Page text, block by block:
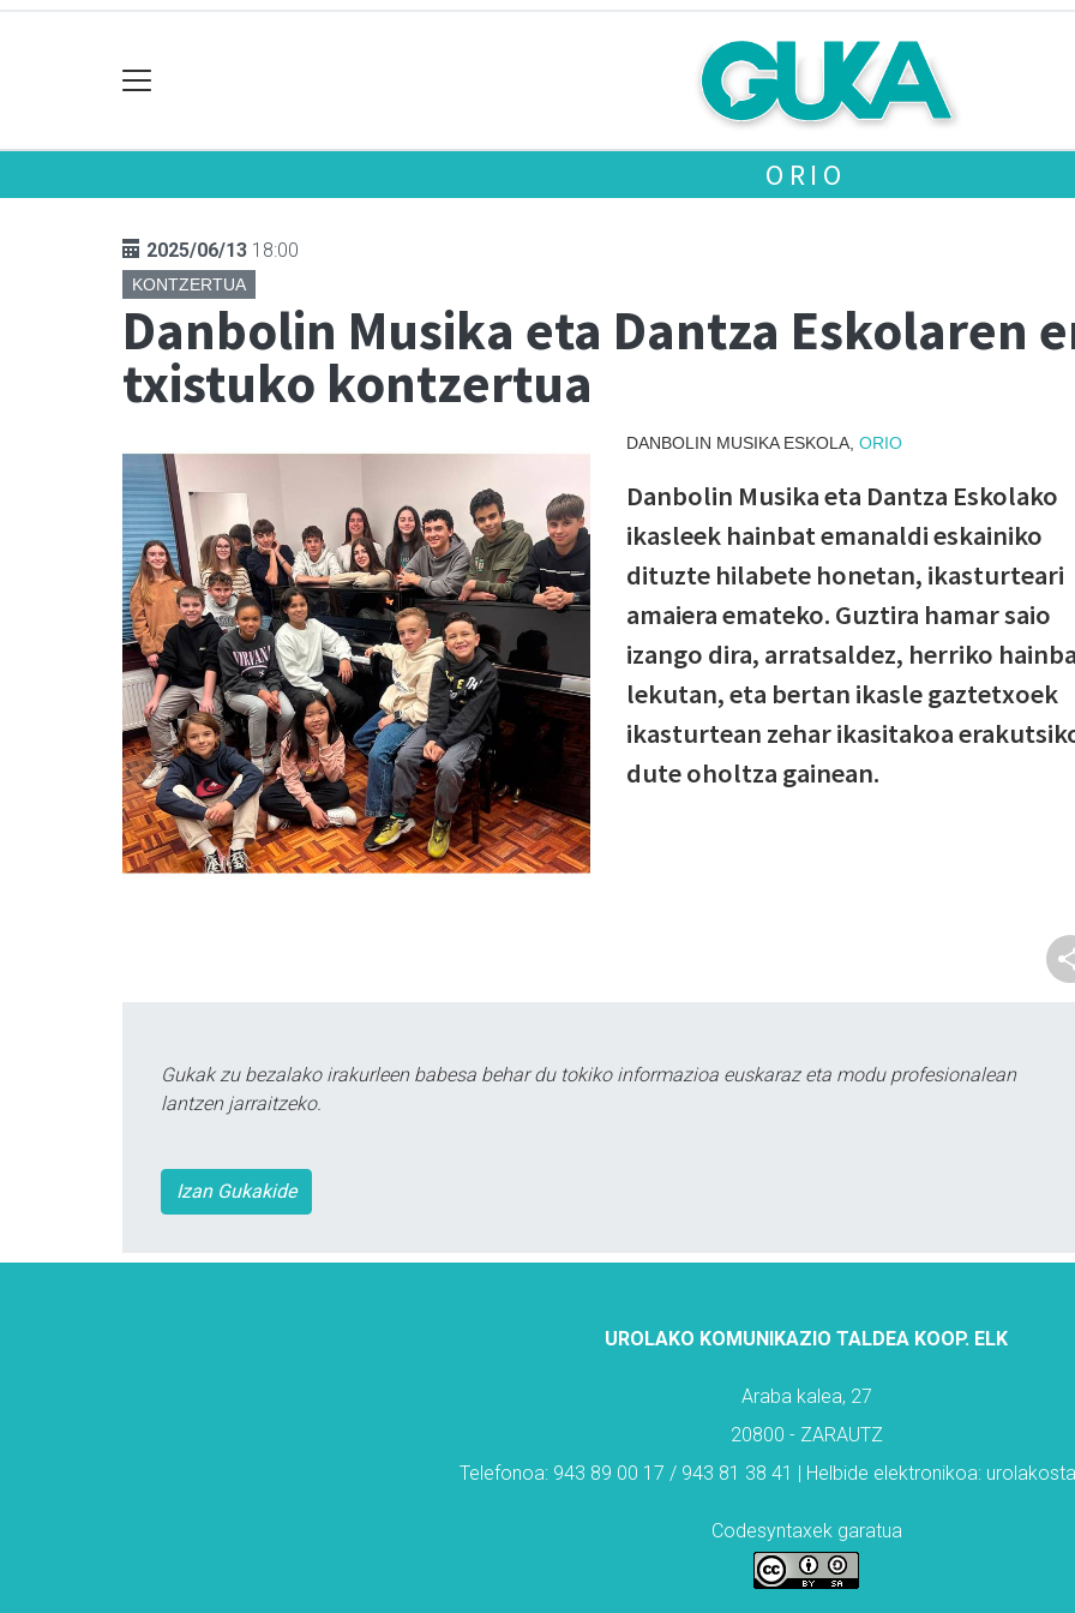
ORIO
2025/06/13 18:00
KONTZERTUA
Danbolin Musika eta Dantza Eskolaren
txistuko kontzertua
DANBOLIN MUSIKA ESKOLA, ORIO
Danbolin Musika eta Dantza Eskolako
ikasleek hainbat emanaldi eskainiko
dituzte hilabete honetan, ikasturteari
amaiera emateko. Guztira hamar saio
izango dira, arratsaldez, herriko
lekutan, eta bertan ikasle gaztetxoek
ikasturtean zehar ikasitakoa
dute oholtza gainean.
Gukak zu bezalako irakurleen babesa behar du tokiko informazioa euskaraz eta modu profesionalean
lantzen jarraitzeko.
Izan Gukakide
UROLAKO KOMUNIKAZIO TALDEA KOOP. ELK
Araba kalea, 27
20800 - ZARAUTZ
Telefonoa: 943 89 00 17 / 943 81 38 41 | Helbide elektronikoa:
Codesyntaxek garatua